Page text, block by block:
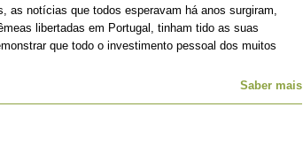
as notícias que todos esperavam há anos surgiram,
libertadas em Portugal, tinham tido as suas
que todo o investimento pessoal dos muitos
Saber mais